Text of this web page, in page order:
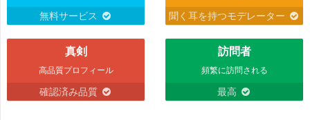
無料サービス 聞く耳を持つモデレーター
真剣
高品質プロフィール
確認済み品質
訪問者
頻繁に訪問される
最高